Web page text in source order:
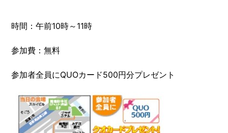
時間：午前10時～11時
参加費：無料
参加者全員にQUOカード500円分プレゼント